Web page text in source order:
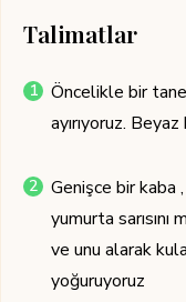
Talimatlar
Öncelikle bir tane
ayırıyoruz.
Genişce bir kaba ,
yumurta
ve unu alarak
yoğuruyoruz